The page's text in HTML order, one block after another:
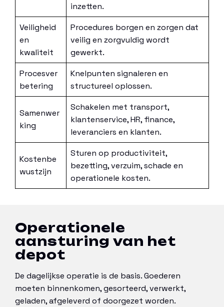
inzetten.
Veiligheid
en
kwaliteit
Procedures borgen en zorgen dat
veilig en zorgvuldig wordt
gewerkt.
Procesver
betering
Knelpunten signaleren en
structureel oplossen.
Samenwer
king
Schakelen met transport,
klantenservice, HR, finance,
leveranciers en klanten.
Kostenbe
wustzijn
Sturen op productiviteit,
bezetting, verzuim, schade en
operationele kosten.
Operationele
aansturing van het
depot
De dagelijkse operatie is de basis. Goederen
moeten binnenkomen, gesorteerd, verwerkt,
geladen, afgeleverd of doorgezet worden.